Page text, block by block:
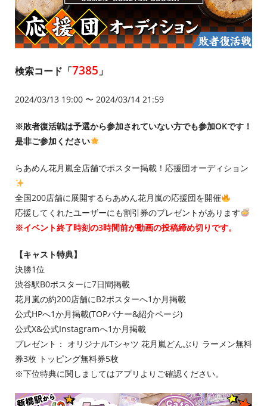
検索コード「7385」
2024/03/13 19:00 〜 2024/03/14 21:59
※敗者復活戦は予選から参加されていない方でも参加OKです！
是非ご参加ください
らあめん花月嵐全店舗でポスター掲載！応援団オーディション
全国200店舗に展開するらあめん花月嵐の応援団を開催
応援してくれたユーザーにも割引券のプレゼントがあります
※イベント終了時刻の3時間前が動画の投稿締め切りです。
【キャスト特典】
決勝1位
渋谷駅B0ポスターに7日間掲載
花月嵐の約200店舗にB2ポスターへ1か月掲載
公式HPへ1か月掲載(TOPバナー&紹介ページ)
公式X&公式Instagramへ1か月掲載
プレゼント： オリジナルTシャツ 花月嵐どんぶり ラーメン無料
券3枚 トッピング無料券5枚
※下位特典に関しましてはアプリよりご確認ください。